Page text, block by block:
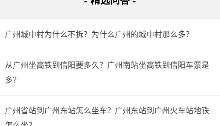
广州城中村为什么不拆？为什么广州的城中村那么多？
从广州坐高铁到信阳要多久？广州南站坐高铁到信阳车票是
多？
广州省站到广州东站怎么坐车？广州东站到广州火车站地铁